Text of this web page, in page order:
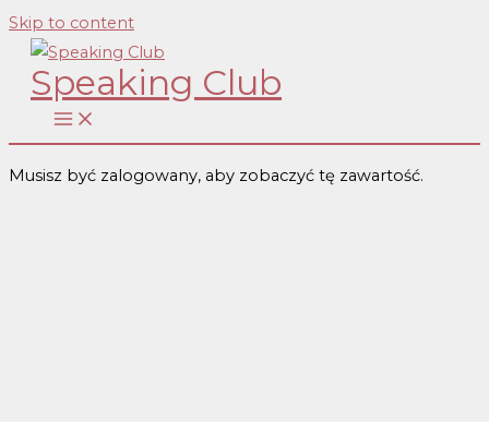
Skip to content
Speaking Club
Musisz być zalogowany, aby zobaczyć tę zawartość.